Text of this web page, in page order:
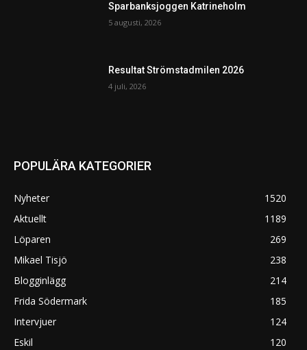
Sparbanksjoggen Katrineholm
5 augusti, 2026
Resultat Strömstadmilen 2026
4 juli, 2026
POPULÄRA KATEGORIER
Nyheter
1520
Aktuellt
1189
Löparen
269
Mikael Tisjö
238
Blogginlägg
214
Frida Södermark
185
Intervjuer
124
Eskil
120